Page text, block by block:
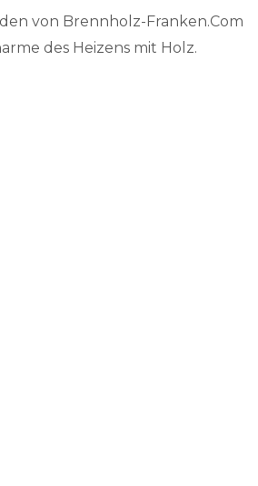
von Brennholz-Franken.Com
des Heizens mit Holz.